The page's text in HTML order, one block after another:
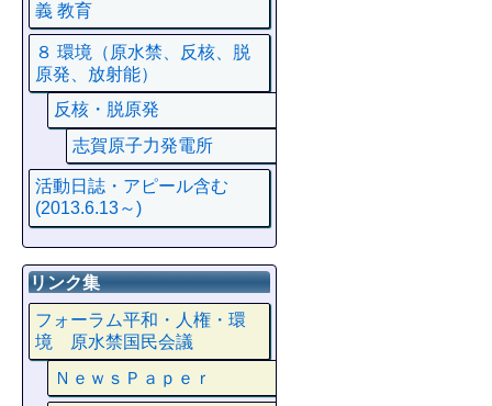
義 教育
８ 環境（原水禁、反核、脱
原発、放射能）
反核・脱原発
志賀原子力発電所
活動日誌・アピール含む
(2013.6.13～)
リンク集
フォーラム平和・人権・環
境 原水禁国民会議
ＮｅｗｓＰａｐｅｒ